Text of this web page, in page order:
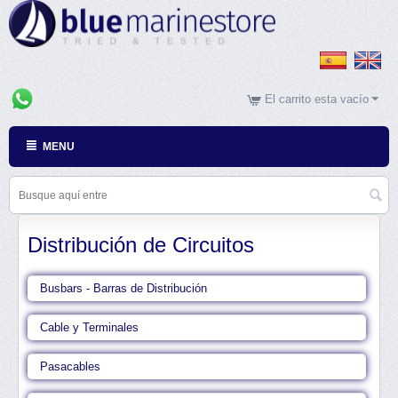
El carrito esta vacío
MENU
Distribución de Circuitos
Busbars - Barras de Distribución
Cable y Terminales
Pasacables